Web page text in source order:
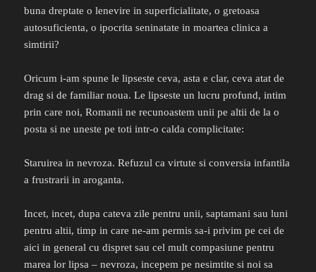
buna dreptate o lenevire in superficialitate, o gretoasa
autosuficienta, o ipocrita seninatate in moartea clinica a
simtirii?
Oricum i-am spune le lipseste ceva, asta e clar, ceva atat de
drag si de familiar noua. Le lipseste un lucru profund, intim
prin care noi, Romanii ne recunoastem unii pe altii de la o
posta si ne uneste pe toti intr-o calda complicitate:
Staruirea in nevroza. Refuzul ca virtute si conversia infantila
a frustrarii in aroganta.
Incet, incet, dupa cateva zile pentru unii, saptamani sau luni
pentru altii, timp in care ne-am permis sa-i privim pe cei de
aici in general cu dispret sau cel mult compasiune pentru
marea lor lipsa – nevroza, incepem pe nesimtite si noi sa